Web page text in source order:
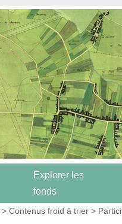
Explorer les
fonds
>Contenus froid à trier >